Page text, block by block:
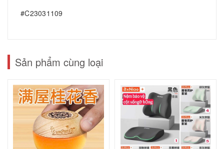
#C23031109
Sản phẩm cùng loại